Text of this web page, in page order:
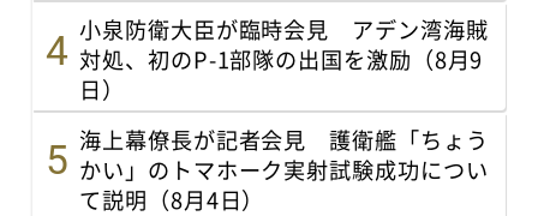
小泉防衛大臣が臨時会見 アデン湾海賊
対処、初のP-1部隊の出国を激励（8月9
日）
海上幕僚長が記者会見 護衛艦「ちょう
かい」のトマホーク実射試験成功につい
て説明（8月4日）